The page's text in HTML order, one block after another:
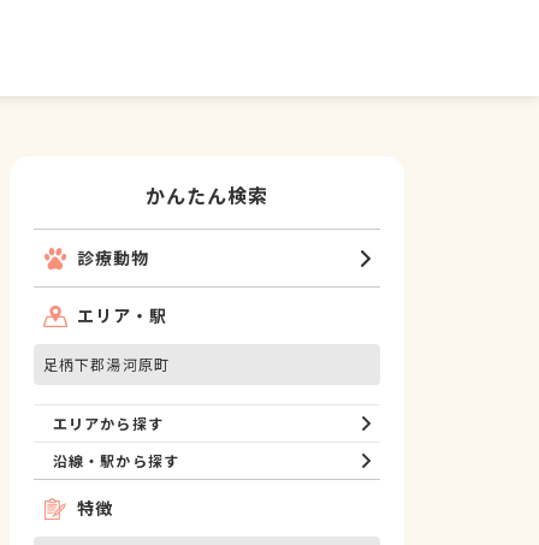
かんたん検索
診療動物
エリア・駅
足柄下郡湯河原町
エリアから探す
沿線・駅から探す
特徴